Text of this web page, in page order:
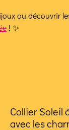
ou découvrir
! ✨
Collier Soleil
avec les